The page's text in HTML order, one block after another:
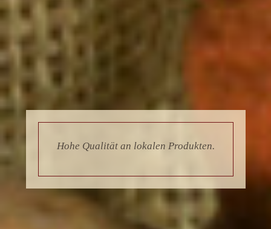
Hohe Qualität an lokalen Produkten.